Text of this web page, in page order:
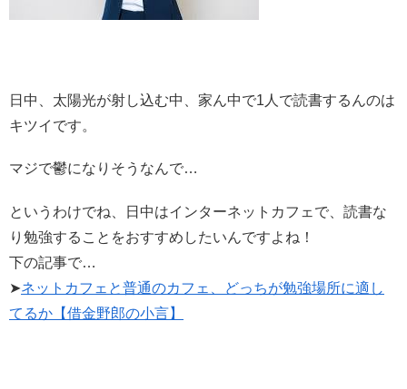
日中、太陽光が射し込む中、家ん中で1人で読書するんのは
キツイです。
マジで鬱になりそうなんで…
というわけでね、日中はインターネットカフェで、読書な
り勉強することをおすすめしたいんですよね！
下の記事で…
➤ネットカフェと普通のカフェ、どっちが勉強場所に適し
てるか【借金野郎の小言】